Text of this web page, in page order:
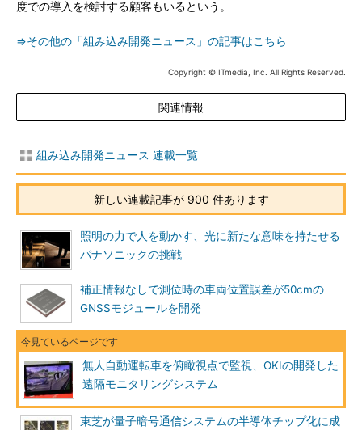
度での導入を検討する顧客もいるという。
⇒その他の「組み込み開発ニュース」の記事はこちら
Copyright © ITmedia, Inc. All Rights Reserved.
関連情報
組み込み開発ニュース 連載一覧
新しい連載記事が 900 件あります
照明の力で人を動かす、光に新たな意味を持たせる
パナソニックの挑戦
補正情報なしで測位時の車両位置誤差が50cmの
GNSSモジュールを開発
無人自動運転車を俯瞰視点で監視、OKIの開発した
遠隔モニタリングシステム
東芝が量子暗号通信システムの半導体チップ化に成